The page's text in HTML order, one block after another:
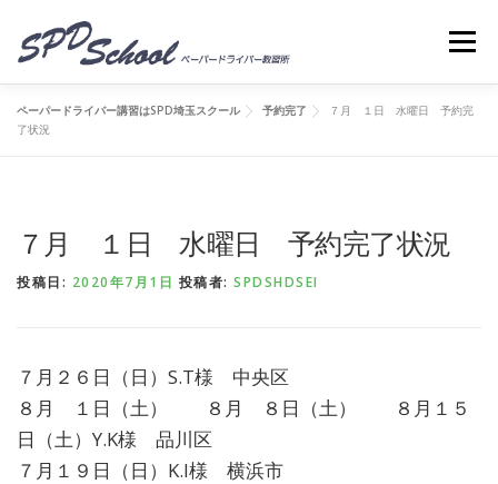
コンテンツへスキップ
メニ
ペーパードライバー講習はSPD埼玉スクール 予約完了
７月 １日 水曜日 予約完
了状況
７月 １日 水曜日 予約完了状況
投稿日: 2020年7月1日 投稿者: SPDSHDSEI
７月２６日（日）S.T様 中央区
８月 １日（土） ８月 ８日（土） ８月１５
日（土）Y.K様 品川区
７月１９日（日）K.I様 横浜市